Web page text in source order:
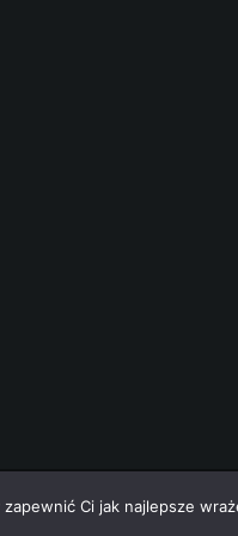
Ci jak najlepsze